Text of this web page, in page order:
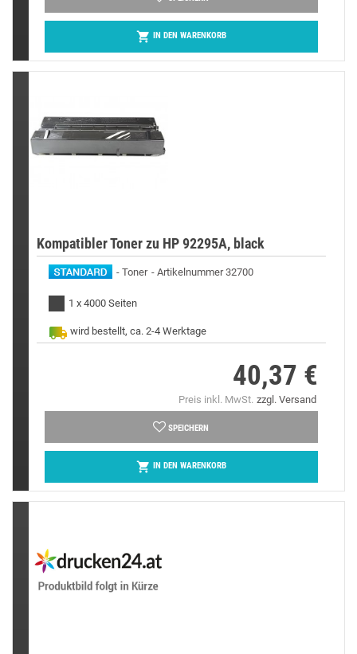
 IN DEN WARENKORB
Kompatibler Toner zu HP 92295A, black
Toner Artikelnummer 32700
1 x 4000 Seiten
wird bestellt, ca. 2-4 Werktage
40,37 €
Preis inkl. MwSt. zzgl. Versand
SPEICHERN
 IN DEN WARENKORB